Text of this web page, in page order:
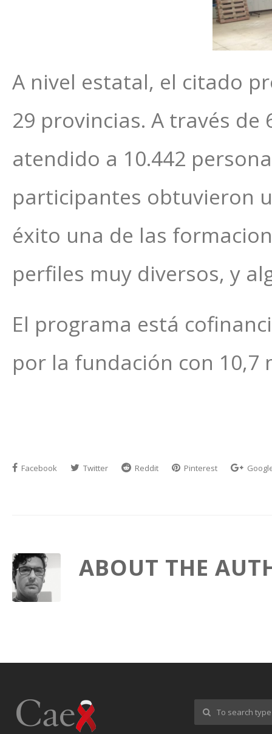
A nivel estatal, el citado
29 provincias. A través
atendido a 10.442
participantes obtuvieron
éxito una de las
perfiles muy diversos, y
El programa está
por la fundación con 10,7
Facebook Twitter Reddit Pinterest
ABOUT THE